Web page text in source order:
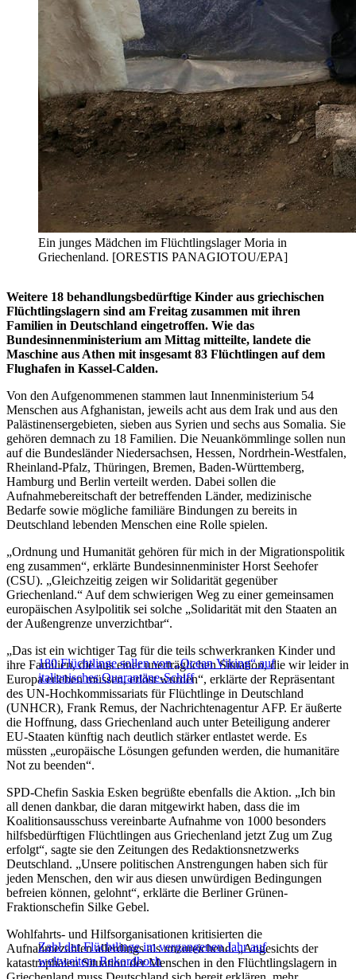
Ein junges Mädchen im Flüchtlingslager Moria in
Griechenland. [ORESTIS PANAGIOTOU/EPA]
Weitere 18 behandlungsbedürftige Kinder aus griechischen
Flüchtlingslagern sind am Freitag zusammen mit ihren
Familien in Deutschland eingetroffen. Wie das
Bundesinnenministerium am Mittag mitteilte, landete die
Maschine aus Athen mit insgesamt 83 Flüchtlingen auf dem
Flughafen in Kassel-Calden.
Von den Aufgenommenen stammen laut Innenministerium 54
Menschen aus Afghanistan, jeweils acht aus dem Irak und aus den
Palästinensergebieten, sieben aus Syrien und sechs aus Somalia. Sie
gehören demnach zu 18 Familien. Die Neuankömmlinge sollen nun
auf die Bundesländer Niedersachsen, Hessen, Nordrhein-Westfalen,
Rheinland-Pfalz, Thüringen, Bremen, Baden-Württemberg,
Hamburg und Berlin verteilt werden. Dabei sollen die
Aufnahmebereitschaft der betreffenden Länder, medizinische
Bedarfe sowie mögliche familiäre Bindungen zu bereits in
Deutschland lebenden Menschen eine Rolle spielen.
„Ordnung und Humanität gehören für mich in der Migrationspolitik
eng zusammen“, erklärte Bundesinnenminister Horst Seehofer
(CSU). „Gleichzeitig zeigen wir Solidarität gegenüber
Griechenland.“ Auf dem schwierigen Weg zu einer gemeinsamen
europäischen Asylpolitik sei solche „Solidarität mit den Staaten an
der Außengrenze unverzichtbar“.
180 Flüchtlinge sollen von „Ocean Viking“ auf
italienisches Quarantäne-Schiff
„Das ist ein wichtiger Tag für die teils schwerkranken Kinder und
ihre Familien, die aus einer unerträglichen Situation, die wir leider in
Europa erleben müssen, erlöst wurden“, erklärte der Repräsentant
des UN-Hochkommissariats für Flüchtlinge in Deutschland
(UNHCR), Frank Remus, der Nachrichtenagentur AFP. Er äußerte
die Hoffnung, dass Griechenland auch unter Beteiligung anderer
EU-Staaten künftig nach deutlich stärker entlastet werde. Es
müssten „europäische Lösungen gefunden werden, die humanitäre
Not zu beenden“.
SPD-Chefin Saskia Esken begrüßte ebenfalls die Aktion. „Ich bin
all denen dankbar, die daran mitgewirkt haben, dass die im
Koalitionsausschuss vereinbarte Aufnahme von 1000 besonders
hilfsbedürftigen Flüchtlingen aus Griechenland jetzt Zug um Zug
erfolgt“, sagte sie den Zeitungen des Redaktionsnetzwerks
Deutschland. „Unsere politischen Anstrengungen haben sich für
jeden Menschen, den wir aus diesen unwürdigen Bedingungen
befreien können, gelohnt“, erklärte die Berliner Grünen-
Fraktionschefin Silke Gebel.
Zahl der Flüchtlinge im vergangenen Jahr auf
weltweitem Rekordhoch
Wohlfahrts- und Hilfsorganisationen kritisierten die
Aufnahmezahlen allerdings als unzureichend. „Angesichts der
katastrophalen Situation der Menschen in den Flüchtlingslagern in